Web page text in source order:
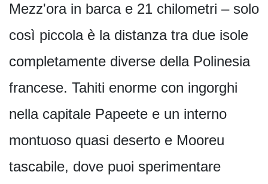
Mezz'ora in barca e 21 chilometri – solo
così piccola è la distanza tra due isole
completamente diverse della Polinesia
francese. Tahiti enorme con ingorghi
nella capitale Papeete e un interno
montuoso quasi deserto e Mooreu
tascabile, dove puoi sperimentare